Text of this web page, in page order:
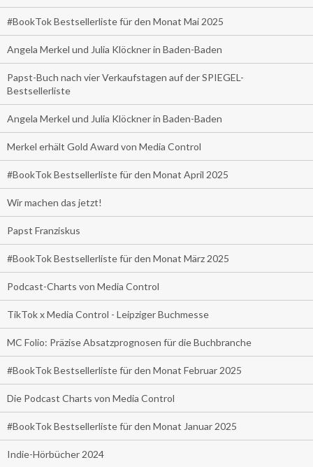
#BookTok Bestsellerliste für den Monat Mai 2025
Angela Merkel und Julia Klöckner in Baden-Baden
Papst-Buch nach vier Verkaufstagen auf der SPIEGEL-
Bestsellerliste
Angela Merkel und Julia Klöckner in Baden-Baden
Merkel erhält Gold Award von Media Control
#BookTok Bestsellerliste für den Monat April 2025
Wir machen das jetzt!
Papst Franziskus
#BookTok Bestsellerliste für den Monat März 2025
Podcast-Charts von Media Control
TikTok x Media Control - Leipziger Buchmesse
MC Folio: Präzise Absatzprognosen für die Buchbranche
#BookTok Bestsellerliste für den Monat Februar 2025
Die Podcast Charts von Media Control
#BookTok Bestsellerliste für den Monat Januar 2025
Indie-Hörbücher 2024